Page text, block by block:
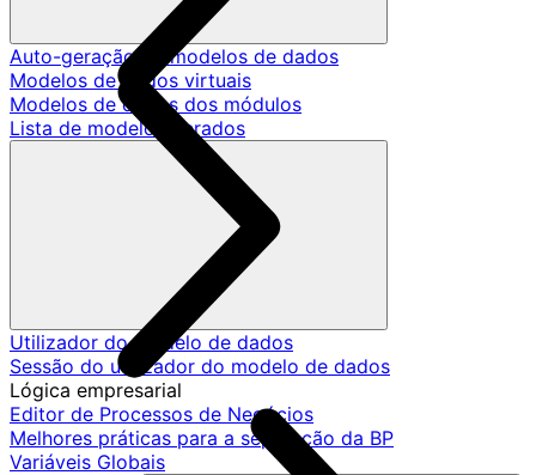
Auto-geração de modelos de dados
Modelos de dados virtuais
Modelos de dados dos módulos
Lista de modelos gerados
Utilizador do modelo de dados
Sessão do utilizador do modelo de dados
Lógica empresarial
Editor de Processos de Negócios
Melhores práticas para a separação da BP
Variáveis Globais